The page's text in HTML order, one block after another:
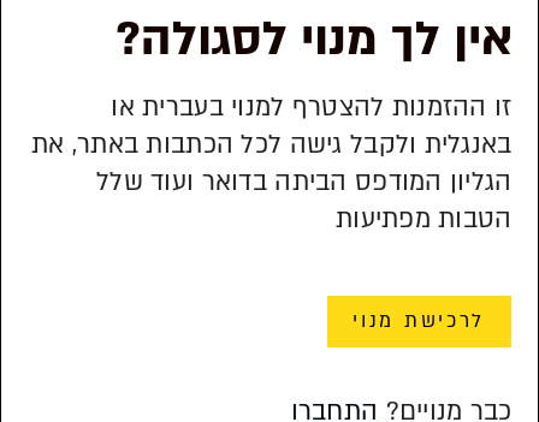
אין לך מנוי לסגולה?
זו ההזמנות להצטרף למנוי בעברית או
באנגלית ולקבל גישה לכל הכתבות באתר, את
הגליון המודפס הביתה בדואר ועוד שלל
הטבות מפתיעות
לרכישת מנוי
כבר מנויים? התחברו